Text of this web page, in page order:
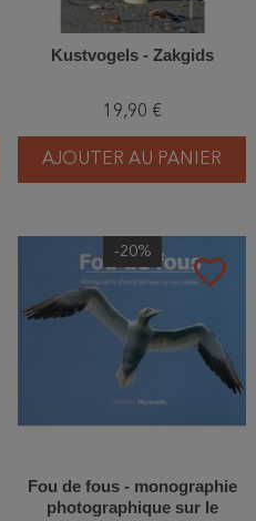
Kustvogels - Zakgids
19,90 €
AJOUTER AU PANIER
favorite_border
-20%
Fou de fous - monographie
photographique sur le